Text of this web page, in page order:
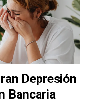
Depresión
Bancaria